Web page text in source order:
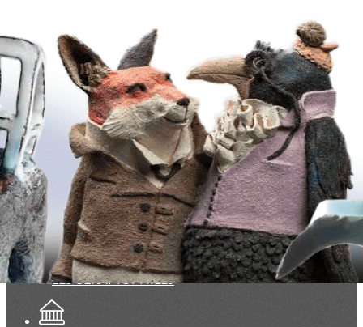
Exporter toutes les colonnes
Exporter uniquement les colonnes affichées
Menu
La Lettre des Céramophiles
Points de vue, partis pris
Collectionneurs
Artistes
Faits marquants
Ajoutez un logo, un bouton, des réseaux sociaux
Cliquez pour éditer